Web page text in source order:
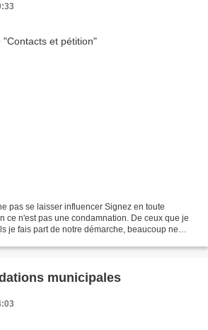
pas se laisser influencer Signez en toute
ce n'est pas une condamnation. De ceux que je
je fais part de notre démarche, beaucoup ne
municipales